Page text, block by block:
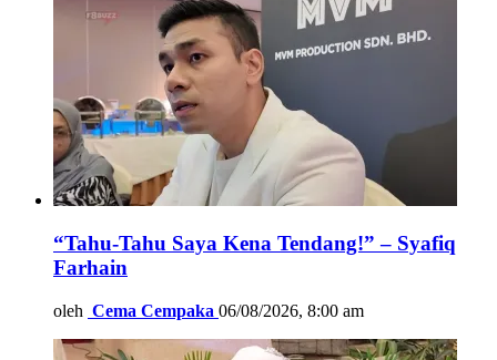
“Tahu-Tahu Saya Kena Tendang!” – Syafiq
Farhain
oleh Cema Cempaka 06/08/2026, 8:00 am